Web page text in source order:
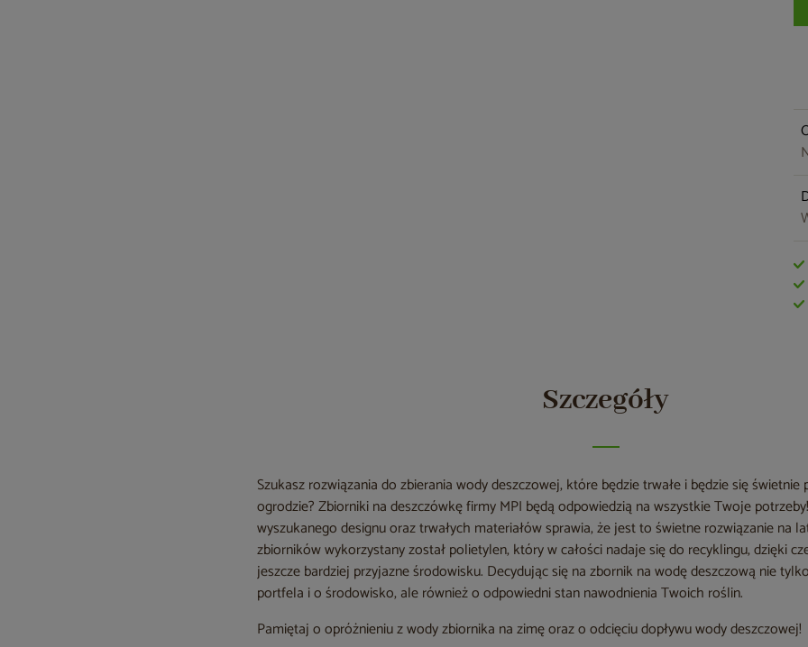
Szczegóły
Szukasz rozwiązania do zbierania wody deszczowej, które będzie trwałe i będzie się
ogrodzie? Zbiorniki na deszczówkę firmy MPI będą odpowiedzią na wszystkie Twoje
wyszukanego designu oraz trwałych materiałów sprawia, że jest to świetne rozwiązanie na
zbiorników wykorzystany został polietylen, który w całości nadaje się do recyklingu, dzięki
jeszcze bardziej przyjazne środowisku. Decydując się na zbornik na wodę deszczową nie
portfela i o środowisko, ale również o odpowiedni stan nawodnienia Twoich roślin.
Pamiętaj o opróżnieniu z wody zbiornika na zimę oraz o odcięciu dopływu wody deszczowej!